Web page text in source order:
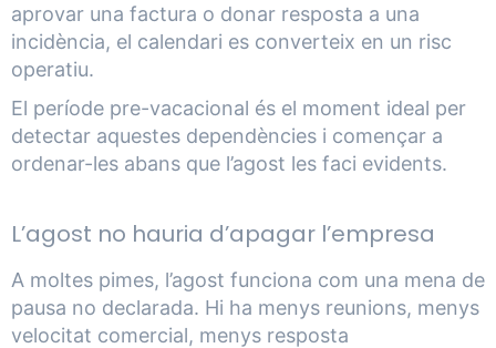
aprovar una factura o donar resposta a una
incidència, el calendari es converteix en un risc
operatiu.
El període pre-vacacional és el moment ideal per
detectar aquestes dependències i començar a
ordenar-les abans que l’agost les faci evidents.
L’agost no hauria d’apagar l’empresa
A moltes pimes, l’agost funciona com una mena de
pausa no declarada. Hi ha menys reunions, menys
velocitat comercial, menys resposta